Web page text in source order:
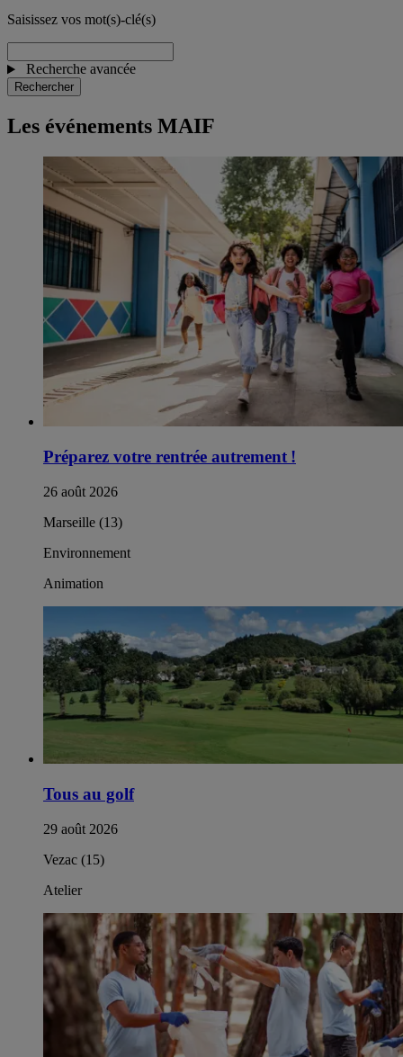
Saisissez vos mot(s)-clé(s)
Recherche avancée
Rechercher
Les événements MAIF
Préparez votre rentrée autrement !​
26 août 2026
Marseille (13)
Environnement
Animation
Tous au golf
29 août 2026
Vezac (15)
Atelier